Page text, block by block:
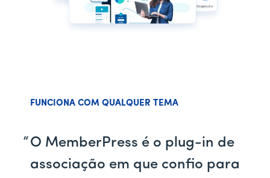
FUNCIONA COM QUALQUER TEMA
O MemberPress é o plug-in de
associação em que confio para